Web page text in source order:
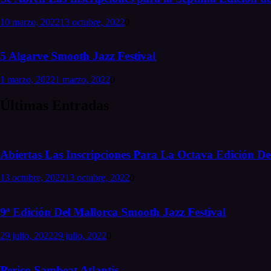
10 marzo, 202213 octubre, 2022
5 Algarve Smooth Jazz Festival
1 marzo, 20221 marzo, 2022
Abiertas Las Inscripciones Para La Octava Edición
13 octubre, 202213 octubre, 2022
9ª Edición Del Mallorca Smooth Jazz Festival
29 julio, 202229 julio, 2022